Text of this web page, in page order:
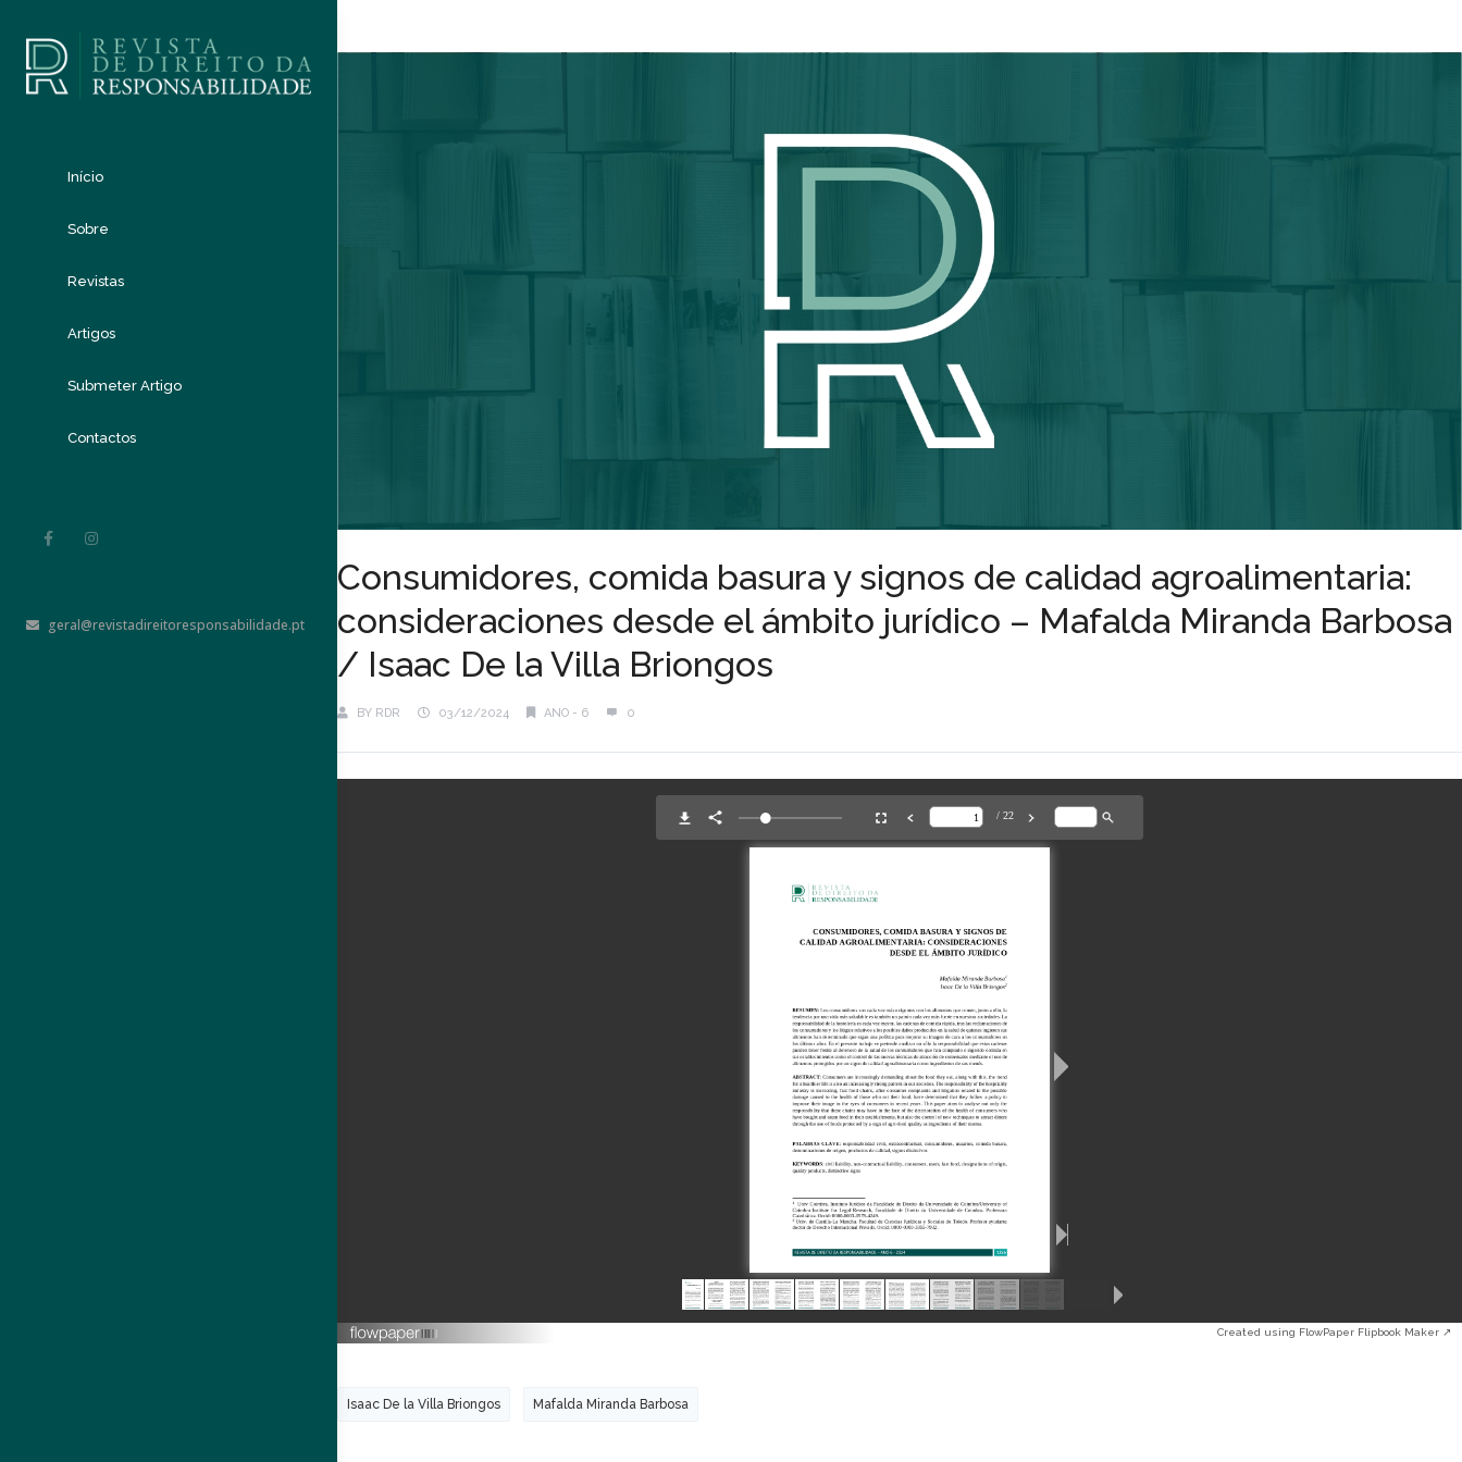
Início
Sobre
Revistas
Artigos
Submeter Artigo
Contactos
geral@revistadireitoresponsabilidade.pt
Consumidores, comida basura y signos de calidad agroalimentaria:
consideraciones desde el ámbito jurídico – Mafalda Miranda Barbosa
/ Isaac De la Villa Briongos
BY RDR 03/12/2024 ANO - 6 0
Created using FlowPaper Flipbook Maker ↗
Isaac De la Villa Briongos Mafalda Miranda Barbosa